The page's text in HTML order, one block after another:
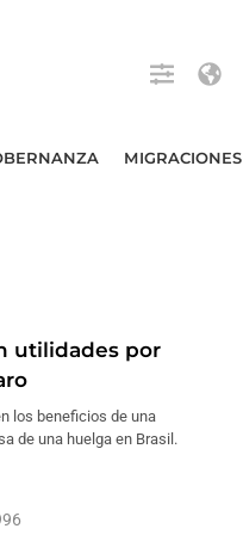
MIGRACIONES
utilidades por
los beneficios de una
de una huelga en Brasil.